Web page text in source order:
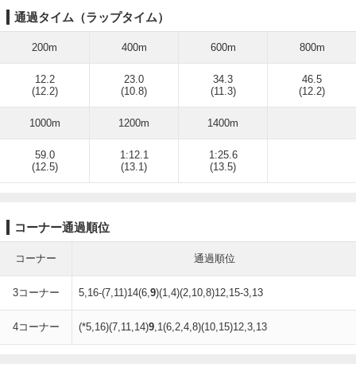
通過タイム（ラップタイム）
200m 400m 600m 800m
12.2
(12.2)
23.0
(10.8)
34.3
(11.3)
46.5
(12.2)
1000m 1200m 1400m
59.0
(12.5)
1:12.1
(13.1)
1:25.6
(13.5)
コーナー通過順位
コーナー 通過順位
3コーナー 5,16-(7,11)14(6,9)(1,4)(2,10,8)12,15-3,13
4コーナー (*5,16)(7,11,14)9,1(6,2,4,8)(10,15)12,3,13